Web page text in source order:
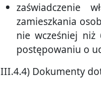
zaświadczenie
zamieszkania
nie wcześniej niż
postępowaniu o
III.4.4) Dokumenty